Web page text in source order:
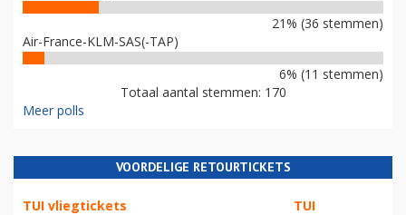
21% (36 stemmen)
Air-France-KLM-SAS(-TAP)
6% (11 stemmen)
Totaal aantal stemmen: 170
Meer polls
VOORDELIGE RETOURTICKETS
TUI vliegtickets TUI